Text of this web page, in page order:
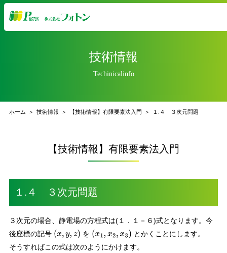
技術情報
Techinicalinfo
ホーム 技術情報 【技術情報】有限要素法入門 １.４ ３次元問題
【技術情報】有限要素法入門
１.４ ３次元問題
３次元の場合、静電場の方程式は(１．１－６)式となります。今
後座標の記号 (x,y ,z) を (x1,x2,x3)
とかくことにします。
そうすればこの式は次のようにかけます。